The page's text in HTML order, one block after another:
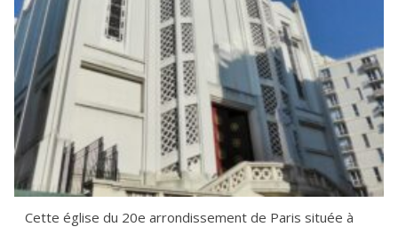
Cette église du 20e arrondissement de Paris située à